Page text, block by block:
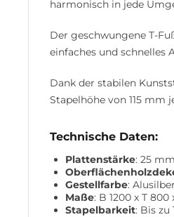
harmonisch in jede
Der geschwungene T-
einfaches und schnelles
Dank der stabilen
Stapelhöhe von 115 mm
Technische Daten:
Plattenstärke: 25 mm
Gestellfarbe:
Maße: B 1200 x T
Stapelbarkeit: Bis zu